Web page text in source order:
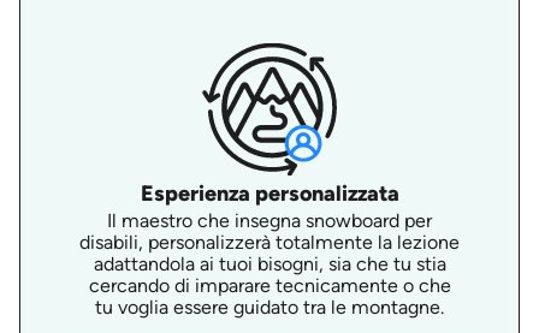
Esperienza personalizzata
Il maestro che insegna snowboard per
disabili, personalizzerà totalmente la lezione
adattandola ai tuoi bisogni, sia che tu stia
cercando di imparare tecnicamente o che
tu voglia essere guidato tra le montagne.